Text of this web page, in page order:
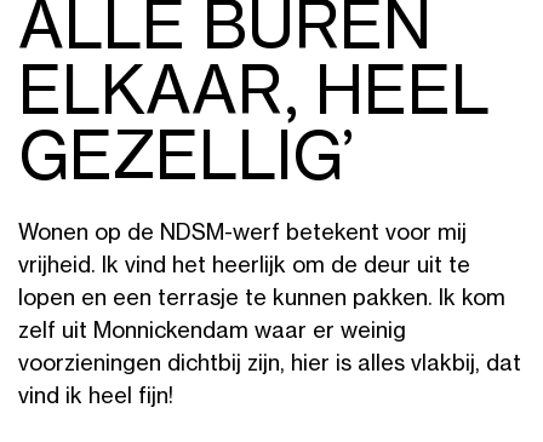
ALLE BUREN
ELKAAR, HEEL
GEZELLIG’
Wonen op de NDSM-werf betekent voor mij
vrijheid. Ik vind het heerlijk om de deur uit te
lopen en een terrasje te kunnen pakken. Ik kom
zelf uit Monnickendam waar er weinig
voorzieningen dichtbij zijn, hier is alles vlakbij, dat
vind ik heel fijn!